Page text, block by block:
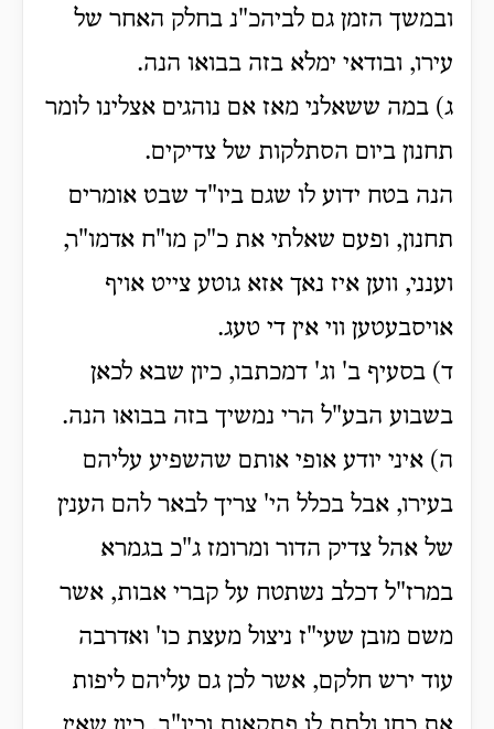
ובמשך הזמן גם לביהכ"נ בחלק האחר של
עירו, ובודאי ימלא בזה בבואו הנה.
ג) במה ששאלני מאז אם נוהגים אצלינו לומר
תחנון ביום הסתלקות של צדיקים.
הנה בטח ידוע לו שגם ביו"ד שבט אומרים
תחנון, ופעם שאלתי את כ"ק מו"ח אדמו"ר,
וענני, ווען איז נאך אזא גוטע צייט אויף
אויסבעטען ווי אין די טעג.
ד) בסעיף ב' וג' דמכתבו, כיון שבא לכאן
בשבוע הבע"ל הרי נמשיך בזה בבואו הנה.
ה) איני יודע אופי אותם שהשפיע עליהם
בעירו, אבל בכלל הי' צריך לבאר להם הענין
של אהל צדיק הדור ומרומז ג"כ בגמרא
במרז"ל דכלב נשתטח על קברי אבות, אשר
משם מובן שעי"ז ניצול מעצת כו' ואדרבה
עוד ירש חלקם, אשר לכן גם עליהם ליפות